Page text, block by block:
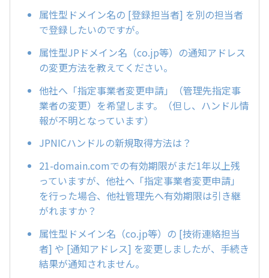
属性型ドメイン名の [登録担当者] を別の担当者
で登録したいのですが。
属性型JPドメイン名（co.jp等）の通知アドレス
の変更方法を教えてください。
他社へ「指定事業者変更申請」（管理先指定事
業者の変更）を希望します。（但し、ハンドル情
報が不明となっています）
JPNICハンドルの新規取得方法は？
21-domain.comでの有効期限がまだ1年以上残
っていますが、他社へ「指定事業者変更申請」
を行った場合、他社管理先へ有効期限は引き継
がれますか？
属性型ドメイン名（co.jp等）の [技術連絡担当
者] や [通知アドレス] を変更しましたが、手続き
結果が通知されません。